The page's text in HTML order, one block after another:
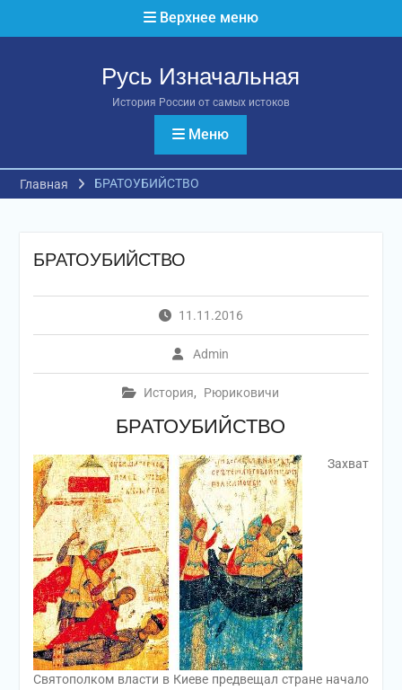
Верхнее меню
Русь Изначальная
История России от самых истоков
Меню
Главная БРАТОУБИЙСТВО
БРАТОУБИЙСТВО
11.11.2016
Admin
История, Рюриковичи
БРАТОУБИЙСТВО
Захват
Святополком власти в Киеве предвещал стране начало